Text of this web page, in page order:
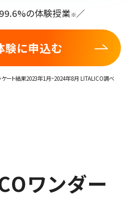
の体験授業※ ／
験に申込む
ート結果2023年1月~2024年8月 LITALICO調べ
ワンダー